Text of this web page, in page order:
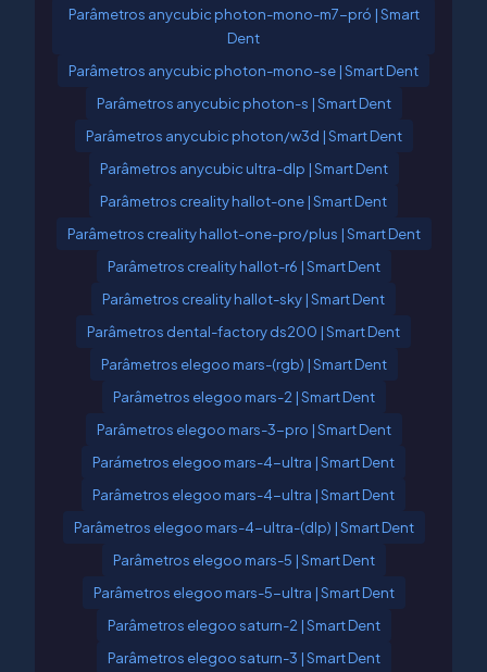
Parâmetros anycubic photon-mono-m7-pró | Smart
Dent
Parâmetros anycubic photon-mono-se | Smart Dent
Parâmetros anycubic photon-s | Smart Dent
Parâmetros anycubic photon/w3d | Smart Dent
Parâmetros anycubic ultra-dlp | Smart Dent
Parâmetros creality hallot-one | Smart Dent
Parâmetros creality hallot-one-pro/plus | Smart Dent
Parâmetros creality hallot-r6 | Smart Dent
Parâmetros creality hallot-sky | Smart Dent
Parâmetros dental-factory ds200 | Smart Dent
Parâmetros elegoo mars-(rgb) | Smart Dent
Parâmetros elegoo mars-2 | Smart Dent
Parâmetros elegoo mars-3-pro | Smart Dent
Parámetros elegoo mars-4-ultra | Smart Dent
Parâmetros elegoo mars-4-ultra | Smart Dent
Parâmetros elegoo mars-4-ultra-(dlp) | Smart Dent
Parâmetros elegoo mars-5 | Smart Dent
Parâmetros elegoo mars-5-ultra | Smart Dent
Parâmetros elegoo saturn-2 | Smart Dent
Parâmetros elegoo saturn-3 | Smart Dent